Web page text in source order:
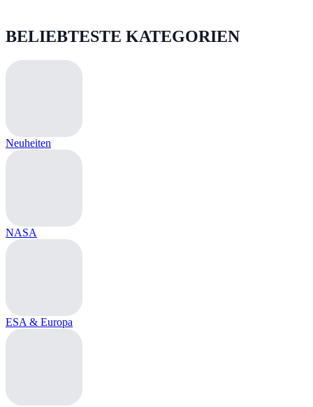
BELIEBTESTE KATEGORIEN
Neuheiten
NASA
ESA & Europa